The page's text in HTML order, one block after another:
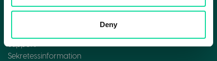
Deny
Sekretessinformation